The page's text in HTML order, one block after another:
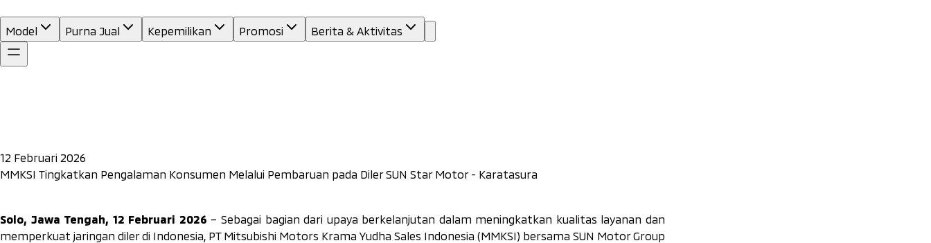
Model Purna Jual Kepemilikan Promosi Berita & Aktivitas
12 Februari 2026
MMKSI Tingkatkan Pengalaman Konsumen Melalui Pembaruan pada Diler SUN Star Motor - Karatasura
Solo, Jawa Tengah, 12 Februari 2026 – Sebagai bagian dari upaya berkelanjutan dalam meningkatkan kualitas layanan dan
memperkuat jaringan diler di Indonesia, PT Mitsubishi Motors Krama Yudha Sales Indonesia (MMKSI) bersama SUN Motor Group